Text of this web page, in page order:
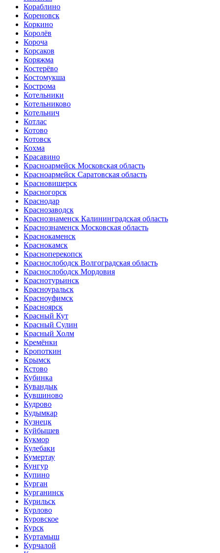
Кораблино
Кореновск
Коркино
Королёв
Короча
Корсаков
Коряжма
Костерёво
Костомукша
Кострома
Котельники
Котельниково
Котельнич
Котлас
Котово
Котовск
Кохма
Красавино
Красноармейск Московская область
Красноармейск Саратовская область
Красновишерск
Красногорск
Краснодар
Краснозаводск
Краснознаменск Калининградская область
Краснознаменск Московская область
Краснокаменск
Краснокамск
Красноперекопск
Краснослободск Волгоградская область
Краснослободск Мордовия
Краснотурьинск
Красноуральск
Красноуфимск
Красноярск
Красный Кут
Красный Сулин
Красный Холм
Кремёнки
Кропоткин
Крымск
Кстово
Кубинка
Кувандык
Кувшиново
Кудрово
Кудымкар
Кузнецк
Куйбышев
Кукмор
Кулебаки
Кумертау
Кунгур
Купино
Курган
Курганинск
Курильск
Курлово
Куровское
Курск
Куртамыш
Курчалой